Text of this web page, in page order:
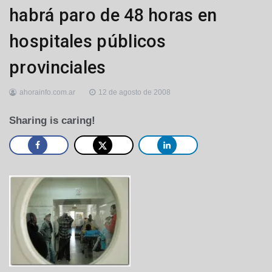
habrá paro de 48 horas en
hospitales públicos
provinciales
ahorainfo.com.ar 12 de agosto de 2008
Sharing is caring!